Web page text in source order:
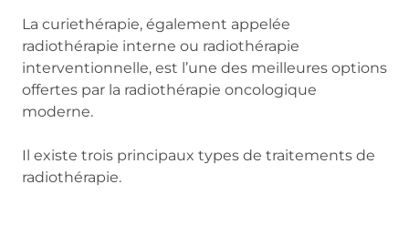
La curiethérapie, également appelée
radiothérapie interne ou radiothérapie
interventionnelle, est l’une des meilleures options
offertes par la radiothérapie oncologique
moderne.
Il existe trois principaux types de traitements de
radiothérapie.